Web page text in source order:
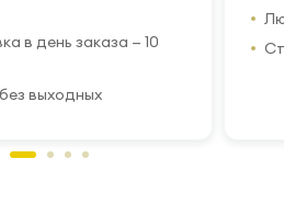
в день заказа — 10
выходных